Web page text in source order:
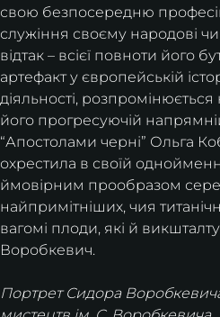
свою безпосередню
служіння своєму народові
відтак – всієї повноти його
артефакт у європейській
діяльності,
його прогресуючій
“Апостолами черні” Ольга
охрестила в своїй
ймовірним прообразом
найпримітніших, чия
вагомі плоди, які й
Воробкевич.
Портрет Сидора